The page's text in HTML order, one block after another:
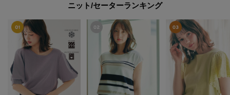
ニット/セーターランキング